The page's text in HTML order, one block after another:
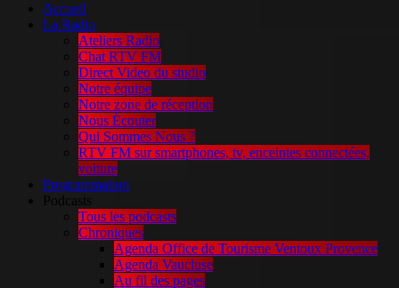
Accueil
La Radio
Ateliers Radio
Chat RTV FM
Direct Video du studio
Notre équipe
Notre zone de réception
Nous Écouter
Qui Sommes Nous ?
RTV FM sur smartphones, tv, enceintes connectées,
voiture
Programmation
Podcasts
Tous les podcasts
Chroniques
Agenda Office de Tourisme Ventoux Provence
Agenda Vaucluse
Au fil des pages